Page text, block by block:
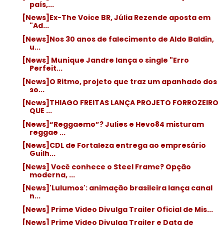
país,...
[News]Ex-The Voice BR, Júlia Rezende aposta em
"Ad...
[News]Nos 30 anos de falecimento de Aldo Baldin,
u...
[News] Munique Jandre lança o single "Erro
Perfeit...
[News]O Ritmo, projeto que traz um apanhado dos
so...
[News]THIAGO FREITAS LANÇA PROJETO FORROZEIRO
QUE ...
[News]“Reggaemo”? Julies e Hevo84 misturam
reggae ...
[News]CDL de Fortaleza entrega ao empresário
Guilh...
[News] Você conhece o Steel Frame? Opção
moderna, ...
[News]'Lulumos': animação brasileira lança canal
n...
[News] Prime Video Divulga Trailer Oficial de Mis...
[News] Prime Video Divulga Trailer e Data de